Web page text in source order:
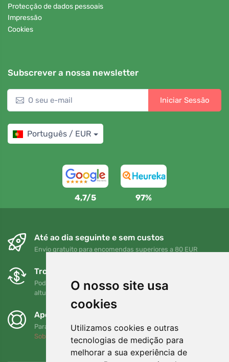
O nosso site usa
cookies
Utilizamos cookies e outras
tecnologias de medição para
melhorar a sua experiência de
Protecção de dados pessoais
Impressão
Cookies
Subscrever a nossa newsletter
Iniciar Sessão
Português / EUR
4,7/5 97%
Até ao dia seguinte e sem custos
Envio gratuito para encomendas superiores a 80 EUR
Trocas e devoluções gratuitas
Pode devolver ou trocar a sua encomenda em qualquer
altura no prazo de 90 dias
Apoiamos a Trees.org
Para cada encomenda plantamos uma árvore! Leia mais
Sobre nós